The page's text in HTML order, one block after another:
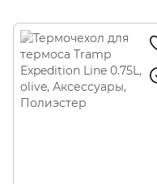
Туристические
Туристические
Туристические
Туристические
Туристические
Туристические